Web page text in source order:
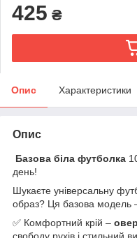
425 ₴
Опис Характеристики
Опис
Базова біла футболка
день!
Шукаєте універсальну
образ? Ця базова модель
✅ Комфортний крій –
свободу рухів і стильний